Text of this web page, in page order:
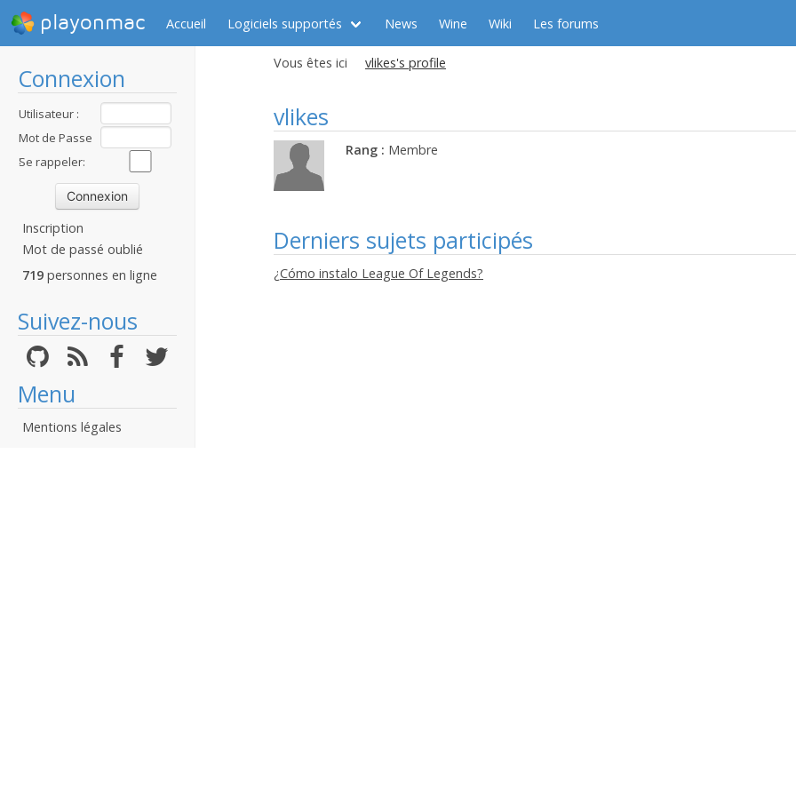
playonmac Accueil Logiciels supportés News Wine Wiki Les forums
Connexion
Utilisateur :
Mot de Passe
:Se rappeler:
Inscription
Mot de passé oublié
719 personnes en ligne
Suivez-nous
Menu
Mentions légales
Vous êtes ici vlikes's profile
vlikes
Rang : Membre
Derniers sujets participés
¿Cómo instalo League Of Legends?